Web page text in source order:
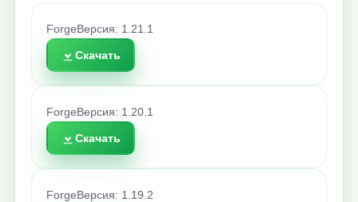
Forge Версия: 1.21.1
Скачать
Forge Версия: 1.20.1
Скачать
Forge Версия: 1.19.2